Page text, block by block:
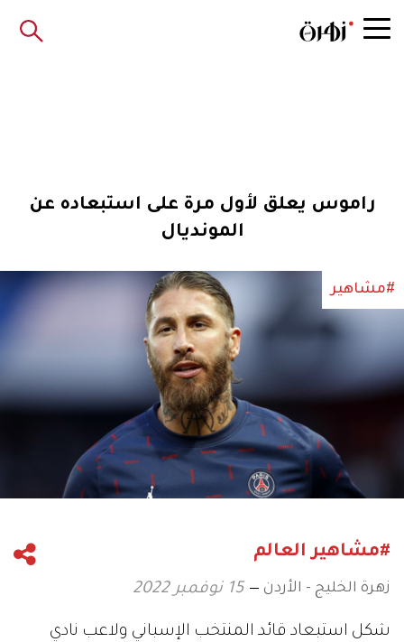
راموس يعلق لأول مرة على استبعاده عن
المونديال
#مشاهير
#مشاهير العالم
زهرة الخليج - الأردن 15 نوفمبر 2022
شكل استبعاد قائد المنتخب الإسباني ولاعب نادي